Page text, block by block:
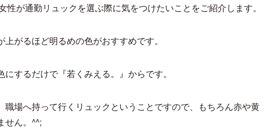
性が通勤リュックを選ぶ際に気をつけたいことをご紹介します。
がるほど明るめの色がおすすめです。
するだけで『若くみえる。』からです。
職場へ持って行くリュックということですので、もちろん赤や黄
せん。^^;